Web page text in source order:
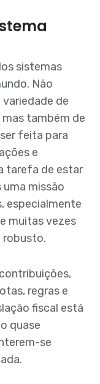
sistemas
Não
de
também de
feita para
e
tarefa de estar
missão
especialmente
muitas vezes
robusto.
regras e
fiscal está
quase
se